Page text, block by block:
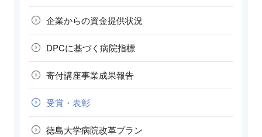
企業からの資金提供状況
DPCに基づく病院指標
寄付講座事業成果報告
受賞・表彰
徳島大学病院改革プラン